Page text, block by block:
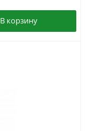
В корзину